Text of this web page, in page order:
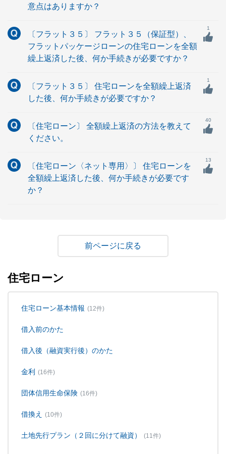
意点はありますか？
〔フラット３５〕 フラット３５（保証型）、
フラットパッケージローンの住宅ローンを全額
繰上返済した後、何か手続きが必要ですか？
1
〔フラット３５〕 住宅ローンを全額繰上返済
した後、何か手続きが必要ですか？
1
〔住宅ローン〕 全額繰上返済の方法を教えて
ください。
40
〔住宅ローン〈ネット専用〉〕 住宅ローンを
全額繰上返済した後、何か手続きが必要です
か？
13
戻る
住宅ローン
住宅ローン基本情報 (12件)
借入前のかた
借入後（融資実行後）のかた
金利 (16件)
団体信用生命保険 (16件)
借換え (10件)
土地先行プラン（２回に分けて融資） (11件)